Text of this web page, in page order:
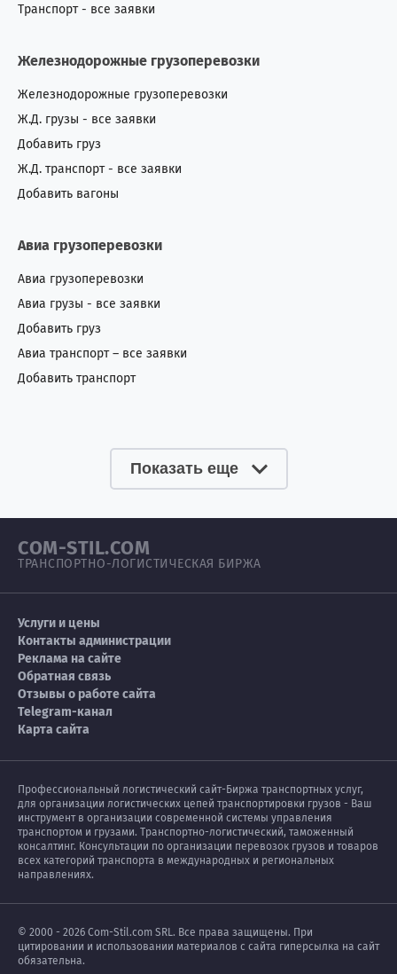
Транспорт - все заявки
Железнодорожные грузоперевозки
Железнодорожные грузоперевозки
Ж.Д. грузы - все заявки
Добавить груз
Ж.Д. транспорт - все заявки
Добавить вагоны
Авиа грузоперевозки
Авиа грузоперевозки
Авиа грузы - все заявки
Добавить груз
Авиа транспорт – все заявки
Добавить транспорт
Показать еще
COM-STIL.COM
ТРАНСПОРТНО-ЛОГИСТИЧЕСКАЯ БИРЖА
Услуги и цены
Контакты администрации
Реклама на сайте
Обратная связь
Отзывы о работе сайта
Telegram-канал
Карта сайта
Профессиональный логистический сайт-Биржа транспортных услуг,
для организации логистических цепей транспортировки грузов - Ваш
инструмент в организации современной системы управления
транспортом и грузами. Транспортно-логистический, таможенный
консалтинг. Консультации по организации перевозок грузов и товаров
всех категорий транспорта в международных и региональных
направлениях.
© 2000 - 2026 Com-Stil.com SRL. Все права защищены. При
цитировании и использовании материалов с сайта гиперсылка на сайт
обязательна.